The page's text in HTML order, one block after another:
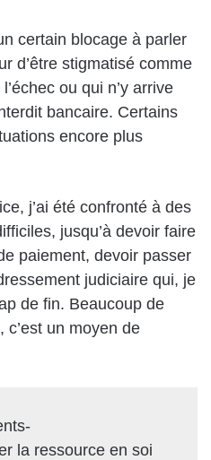
certain blocage à parler
d’être stigmatisé comme
ou qui n’y arrive
bancaire. Certains
encore plus
j’ai été confronté à des
jusqu’à devoir faire
paiement, devoir passer
judiciaire qui, je
de fin. Beaucoup de
c’est un moyen de
la ressource en soi